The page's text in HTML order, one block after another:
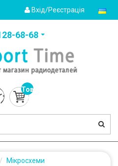
Вхід/Реєстрація
68-68
Товарів:
0
(0.0грн.)
Мікросхеми